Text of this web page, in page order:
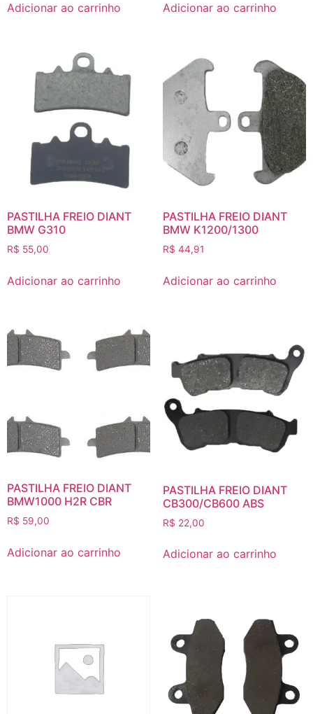
Adicionar ao carrinho Adicionar ao carrinho
PASTILHA FREIO DIANT
BMW G310
R$ 55,00
Adicionar ao carrinho
PASTILHA FREIO DIANT
BMW K1200/1300
R$ 44,91
Adicionar ao carrinho
PASTILHA FREIO DIANT
BMW1000 H2R CBR
R$ 59,00
Adicionar ao carrinho
PASTILHA FREIO DIANT
CB300/CB600 ABS
R$ 22,00
Adicionar ao carrinho